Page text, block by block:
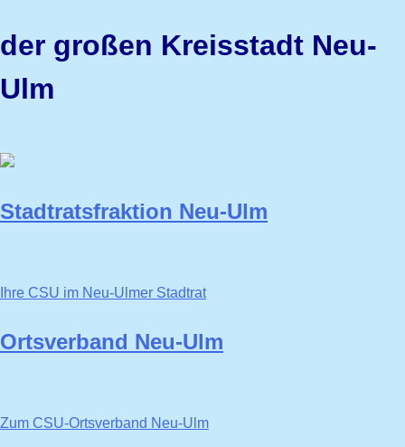
der großen Kreisstadt Neu-
Ulm
Stadtratsfraktion Neu-Ulm
Ihre CSU im Neu-Ulmer Stadtrat
Ortsverband Neu-Ulm
Zum CSU-Ortsverband Neu-Ulm